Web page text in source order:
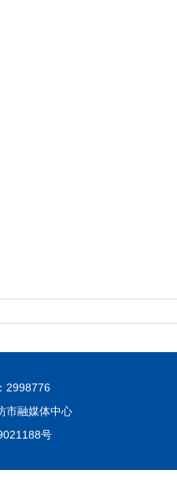
2998776
市融媒体中心
号